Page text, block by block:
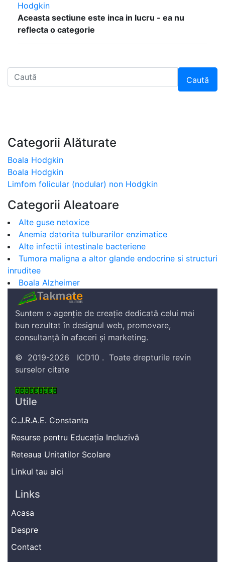
Hodgkin
Aceasta sectiune este inca in lucru - ea nu
reflecta o categorie
Caută
Categorii Alăturate
Boala Hodgkin
Boala Hodgkin
Limfom folicular (nodular) non Hodgkin
Categorii Aleatoare
Alte guse netoxice
Anemia datorita tulburarilor enzimatice
Alte infectii intestinale bacteriene
Tumora maligna a altor glande endocrine si structuri
inruditee
Boala Alzheimer
Suntem o agenție de creație dedicată celui mai
bun rezultat în designul web, promovare,
consultanță în afaceri și marketing.
© 2019-2026 ICD10 . Toate drepturile revin
surselor citate
Utile
C.J.R.A.E. Constanta
Resurse pentru Educația Incluzivă
Reteaua Unitatilor Scolare
Linkul tau aici
Links
Acasa
Despre
Contact